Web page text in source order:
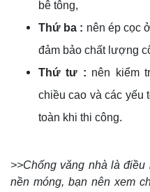
bê tông,
Thứ ba : nên ép cọc
đảm bảo chất lượng
Thứ tư : nên kiểm
chiều cao và các yếu
toàn khi thi công.
>>Chống văng nhà là
nền móng, bạn nên xem